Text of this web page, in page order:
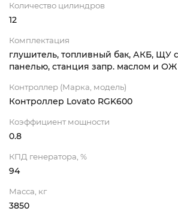
Количество цилиндров
12
Комплектация
глушитель, топливный бак, АКБ, ЩУ
панелью, станция запр. маслом и ОЖ
Контроллер (Марка, модель)
Контроллер Lovato RGK600
Коэффициент мощности
0.8
КПД генератора, %
94
Масса, кг
3850